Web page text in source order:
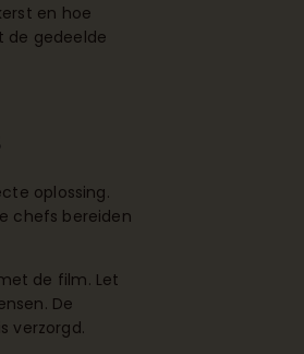
en hoe
de gedeelde
oplossing.
chefs bereiden
de film. Let
De
verzorgd.